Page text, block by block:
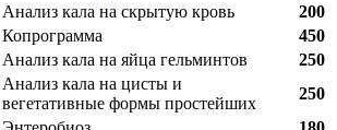
Анализ кала на скрытую кровь
200
Копрограмма
450
Анализ кала на яйца гельминтов
250
Анализ кала на цисты и
вегетативные формы простейших
250